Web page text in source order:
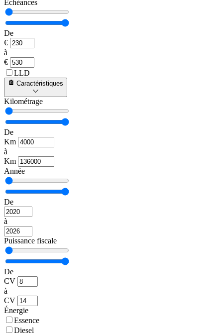
Échéances
De
€
à
€
LLD
Caractéristiques
Kilométrage
De
Km
à
Km
Année
De
à
Puissance fiscale
De
CV
à
CV
Énergie
Essence
Diesel